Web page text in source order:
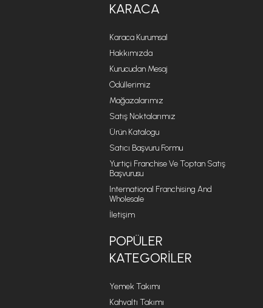
KARACA
Karaca Kurumsal
Hakkımızda
Kurucudan Mesaj
Ödüllerimiz
Mağazalarımız
Satış Noktalarımız
Ürün Katalogu
Satıcı Başvuru Formu
Yurtiçi Franchise Ve Toptan Satış
Başvurusu
International Franchising And
Wholesale
İletişim
POPÜLER
KATEGORILER
Yemek Takımı
Kahvaltı Takımı